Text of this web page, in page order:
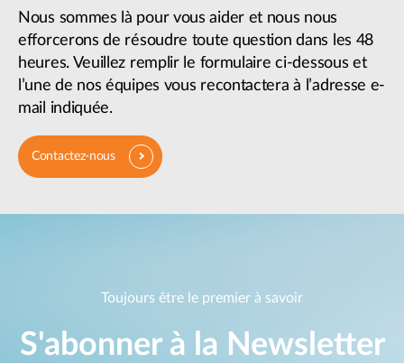
Nous sommes là pour vous aider et nous nous
efforcerons de résoudre toute question dans les 48
heures. Veuillez remplir le formulaire ci-dessous et
l’une de nos équipes vous recontactera à l’adresse e-
mail indiquée.
Contactez-nous
Toujours être le premier à savoir
S'abonner à la Newsletter